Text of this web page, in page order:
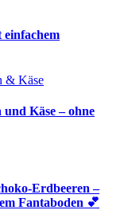
Käse – ohne
Erdbeeren –
Fantaboden 💕